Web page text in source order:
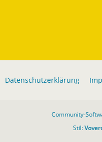
Datenschutzerklärung
Community-
Stil: